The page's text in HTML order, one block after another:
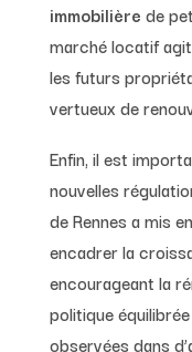
immobilière de
marché locatif
les futurs
vertueux de
Enfin, il est
nouvelles
de Rennes a mis
encadrer la
encourageant la
politique
observées dans